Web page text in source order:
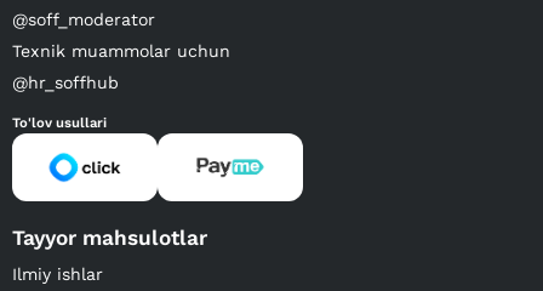
@soff_moderator
Texnik muammolar uchun
@hr_soffhub
To'lov usullari
Tayyor mahsulotlar
Ilmiy ishlar